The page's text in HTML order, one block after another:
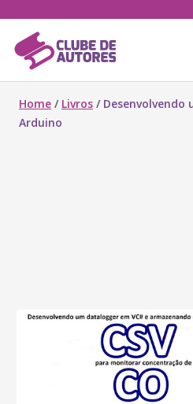
Home / Livros / Desenvolvendo
Arduino